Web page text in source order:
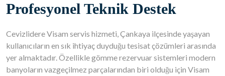
Profesyonel Teknik Destek
Cevizlidere Visam servis hizmeti, Çankaya ilçesinde yaşayan
kullanıcıların en sık ihtiyaç duyduğu tesisat çözümleri arasında
yer almaktadır. Özellikle gömme rezervuar sistemleri modern
banyoların vazgeçilmez parçalarından biri olduğu için Visam